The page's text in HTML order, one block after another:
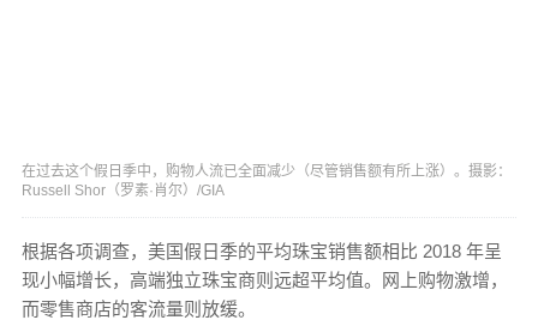
在过去这个假日季中，购物人流已全面减少（尽管销售额有所上涨）。摄影：
Russell Shor（罗素·肖尔）/GIA
根据各项调查，美国假日季的平均珠宝销售额相比 2018 年呈
现小幅增长，高端独立珠宝商则远超平均值。网上购物激增，
而零售商店的客流量则放缓。